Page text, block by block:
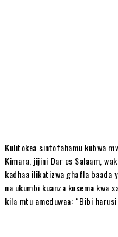
Kulitokea sintofahamu kubwa
Kimara, jijini Dar es Salaam,
kadhaa ilikatizwa ghafla baada
na ukumbi kuanza kusema kwa
kila mtu ameduwaa: “Bibi